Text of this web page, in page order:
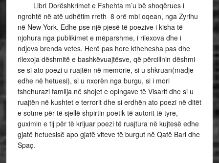
Libri Dorëshkrimet e Fshehta m’u bë shoqërues i
ngrohtë në atë udhëtim rreth 8 orë mbi oqean, nga Zyrihu
në New York. Edhe pse një pjesë të poezive i kisha të
njohura nga publikimet e mëparshme, i rilexova dhe i
ndjeva brenda vetes. Herë pas here kthehesha pas dhe
rilexoja dëshmitë e bashkëvuajtësve, që përcillnin dëshmi
se si ato poezi u ruajtën në memorie, si u shkruan(madje
edhe në hetuesi), si u nxorën nga burgu, si i mori
fshehurazi familja në shojet e opingave të Visarit dhe si u
ruajtën në kushtet e terrorit dhe si erdhën ato poezi në ditët
e sotme për të sjellë shpirtin poetik të autorit të tyre,
guximin e tij për të krijuar poezi të ruajtura në kujtesë edhe
gjatë hetuesisë apo gjatë viteve të burgut në Qafë Bari dhe
Spaç.